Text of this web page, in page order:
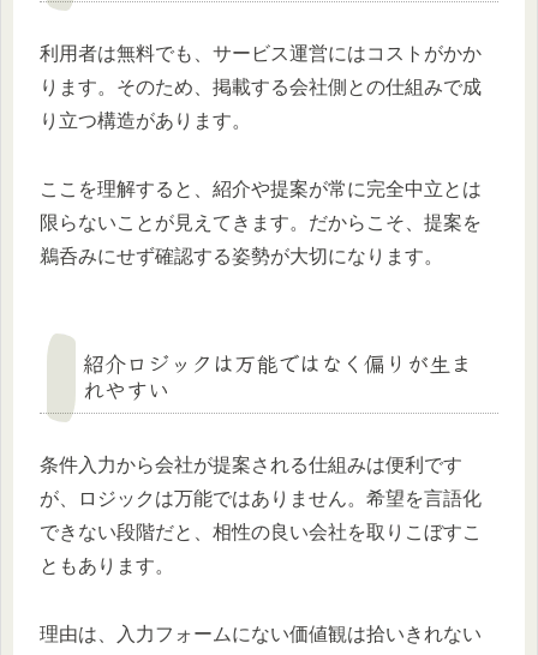
利用者は無料でも、サービス運営にはコストがかか
ります。そのため、掲載する会社側との仕組みで成
り立つ構造があります。
ここを理解すると、紹介や提案が常に完全中立とは
限らないことが見えてきます。だからこそ、提案を
鵜呑みにせず確認する姿勢が大切になります。
紹介ロジックは万能ではなく偏りが生ま
れやすい
条件入力から会社が提案される仕組みは便利です
が、ロジックは万能ではありません。希望を言語化
できない段階だと、相性の良い会社を取りこぼすこ
ともあります。
理由は、入力フォームにない価値観は拾いきれない